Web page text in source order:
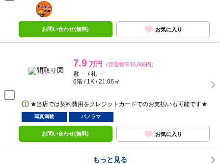
ポンタ
部屋
お問い合わせ(無料) お気に入り
7.9 万円 （管理費等10,000円）
敷 － / 礼 －
6階 / 1K / 21.06㎡
★当店では契約費用をクレジットカードでのお支払いも可能です★
写真満載 パノラマ
お問い合わせ(無料) お気に入り
もっと見る